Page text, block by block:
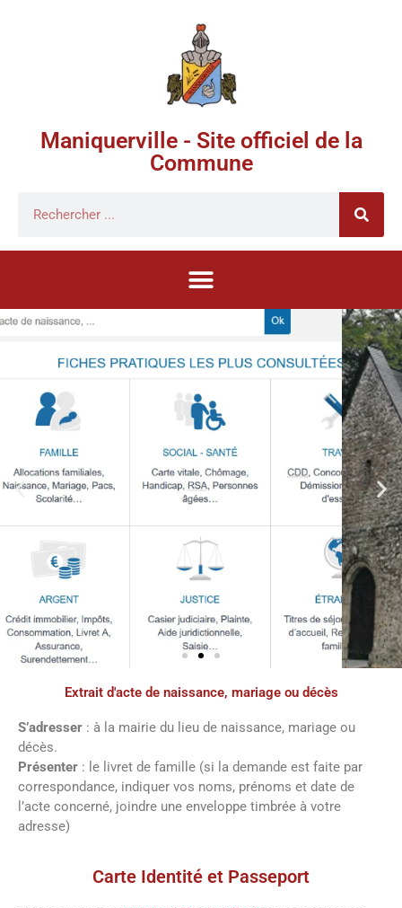
Maniquerville - Site officiel de la
Commune
Démarches
administratives
Faîtes vos démarches en ligne sur notre
site en cliquant sur le bouton ci-dessous
Extrait d'acte de naissance, mariage ou décès
S’adresser : à la mairie du lieu de naissance, mariage ou
décès.
Présenter : le livret de famille (si la demande est faite par
correspondance, indiquer vos noms, prénoms et date de
l’acte concerné, joindre une enveloppe timbrée à votre
adresse)
Carte Identité et Passeport